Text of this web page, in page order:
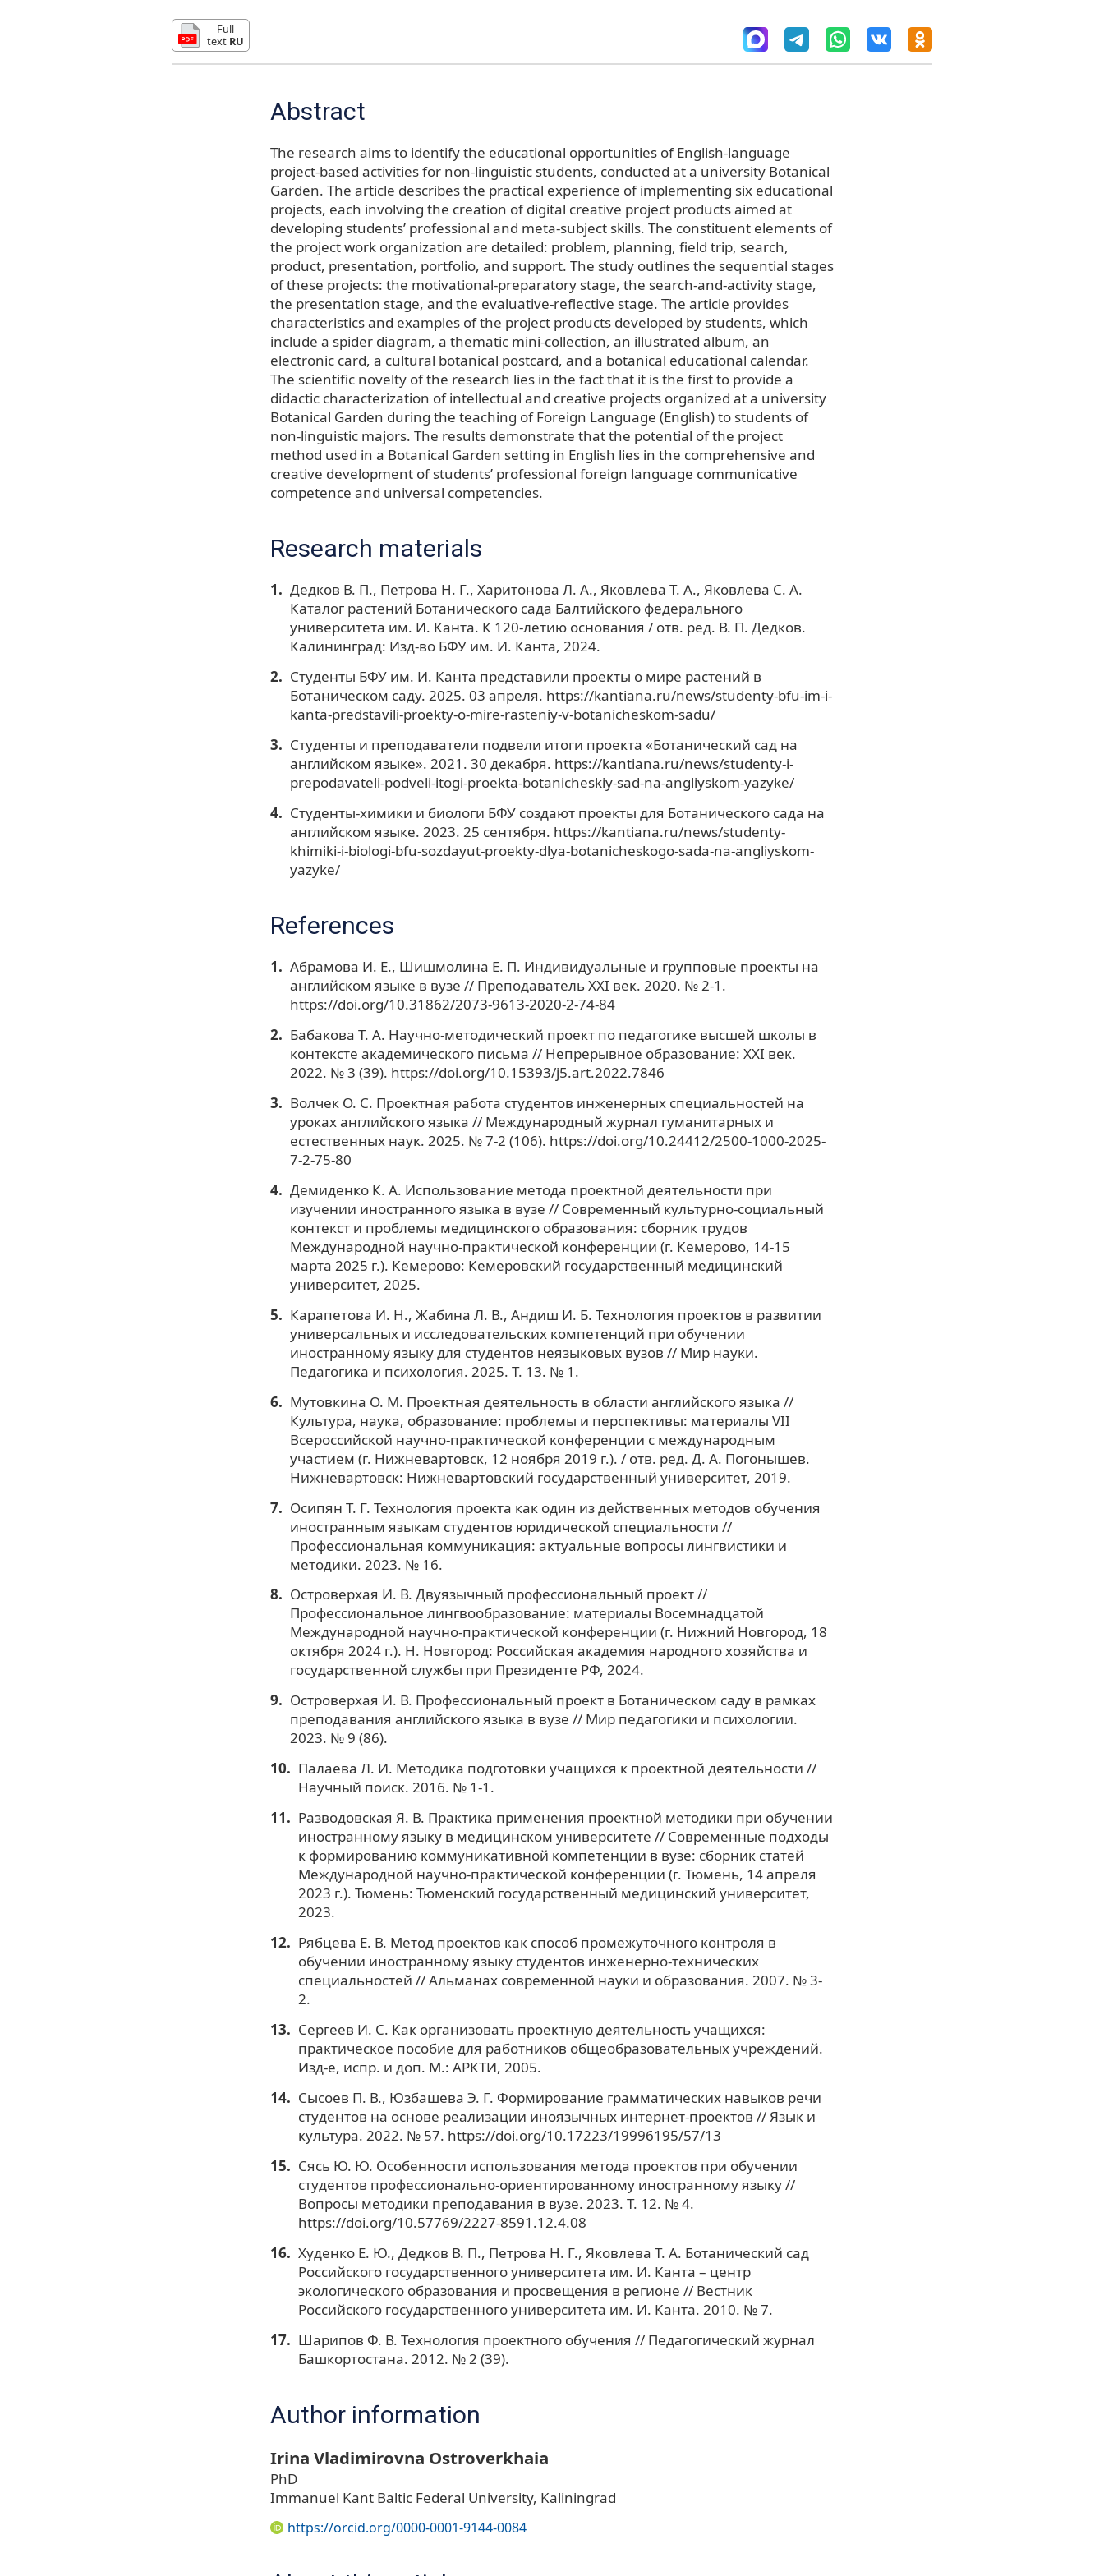
Full
text RU
Abstract
The research aims to identify the educational opportunities of English-language
project-based activities for non-linguistic students, conducted at a university Botanical
Garden. The article describes the practical experience of implementing six educational
projects, each involving the creation of digital creative project products aimed at
developing students’ professional and meta-subject skills. The constituent elements of
the project work organization are detailed: problem, planning, field trip, search,
product, presentation, portfolio, and support. The study outlines the sequential stages
of these projects: the motivational-preparatory stage, the search-and-activity stage,
the presentation stage, and the evaluative-reflective stage. The article provides
characteristics and examples of the project products developed by students, which
include a spider diagram, a thematic mini-collection, an illustrated album, an
electronic card, a cultural botanical postcard, and a botanical educational calendar.
The scientific novelty of the research lies in the fact that it is the first to provide a
didactic characterization of intellectual and creative projects organized at a university
Botanical Garden during the teaching of Foreign Language (English) to students of
non-linguistic majors. The results demonstrate that the potential of the project
method used in a Botanical Garden setting in English lies in the comprehensive and
creative development of students’ professional foreign language communicative
competence and universal competencies.
Research materials
Дедков В. П., Петрова Н. Г., Харитонова Л. А., Яковлева Т. А., Яковлева С. А.
Каталог растений Ботанического сада Балтийского федерального
университета им. И. Канта. К 120-летию основания / отв. ред. В. П. Дедков.
Калининград: Изд-во БФУ им. И. Канта, 2024.
Студенты БФУ им. И. Канта представили проекты о мире растений в
Ботаническом саду. 2025. 03 апреля. https://kantiana.ru/news/studenty-bfu-im-i-
kanta-predstavili-proekty-o-mire-rasteniy-v-botanicheskom-sadu/
Студенты и преподаватели подвели итоги проекта «Ботанический сад на
английском языке». 2021. 30 декабря. https://kantiana.ru/news/studenty-i-
prepodavateli-podveli-itogi-proekta-botanicheskiy-sad-na-angliyskom-yazyke/
Студенты-химики и биологи БФУ создают проекты для Ботанического сада на
английском языке. 2023. 25 сентября. https://kantiana.ru/news/studenty-
khimiki-i-biologi-bfu-sozdayut-proekty-dlya-botanicheskogo-sada-na-angliyskom-
yazyke/
References
Абрамова И. Е., Шишмолина Е. П. Индивидуальные и групповые проекты на
английском языке в вузе // Преподаватель XXI век. 2020. № 2-1.
https://doi.org/10.31862/2073-9613-2020-2-74-84
Бабакова Т. А. Научно-методический проект по педагогике высшей школы в
контексте академического письма // Непрерывное образование: XXI век.
2022. № 3 (39). https://doi.org/10.15393/j5.art.2022.7846
Волчек О. С. Проектная работа студентов инженерных специальностей на
уроках английского языка // Международный журнал гуманитарных и
естественных наук. 2025. № 7-2 (106). https://doi.org/10.24412/2500-1000-2025-
7-2-75-80
Демиденко К. А. Использование метода проектной деятельности при
изучении иностранного языка в вузе // Современный культурно-социальный
контекст и проблемы медицинского образования: сборник трудов
Международной научно-практической конференции (г. Кемерово, 14-15
марта 2025 г.). Кемерово: Кемеровский государственный медицинский
университет, 2025.
Карапетова И. Н., Жабина Л. В., Андиш И. Б. Технология проектов в развитии
универсальных и исследовательских компетенций при обучении
иностранному языку для студентов неязыковых вузов // Мир науки.
Педагогика и психология. 2025. Т. 13. № 1.
Мутовкина О. М. Проектная деятельность в области английского языка //
Культура, наука, образование: проблемы и перспективы: материалы VII
Всероссийской научно-практической конференции с международным
участием (г. Нижневартовск, 12 ноября 2019 г.). / отв. ред. Д. А. Погонышев.
Нижневартовск: Нижневартовский государственный университет, 2019.
Осипян Т. Г. Технология проекта как один из действенных методов обучения
иностранным языкам студентов юридической специальности //
Профессиональная коммуникация: актуальные вопросы лингвистики и
методики. 2023. № 16.
Островерхая И. В. Двуязычный профессиональный проект //
Профессиональное лингвообразование: материалы Восемнадцатой
Международной научно-практической конференции (г. Нижний Новгород, 18
октября 2024 г.). Н. Новгород: Российская академия народного хозяйства и
государственной службы при Президенте РФ, 2024.
Островерхая И. В. Профессиональный проект в Ботаническом саду в рамках
преподавания английского языка в вузе // Мир педагогики и психологии.
2023. № 9 (86).
Палаева Л. И. Методика подготовки учащихся к проектной деятельности //
Научный поиск. 2016. № 1-1.
Разводовская Я. В. Практика применения проектной методики при обучении
иностранному языку в медицинском университете // Современные подходы
к формированию коммуникативной компетенции в вузе: сборник статей
Международной научно-практической конференции (г. Тюмень, 14 апреля
2023 г.). Тюмень: Тюменский государственный медицинский университет,
2023.
Рябцева Е. В. Метод проектов как способ промежуточного контроля в
обучении иностранному языку студентов инженерно-технических
специальностей // Альманах современной науки и образования. 2007. № 3-
2.
Сергеев И. С. Как организовать проектную деятельность учащихся:
практическое пособие для работников общеобразовательных учреждений.
Изд-е, испр. и доп. М.: АРКТИ, 2005.
Сысоев П. В., Юзбашева Э. Г. Формирование грамматических навыков речи
студентов на основе реализации иноязычных интернет-проектов // Язык и
культура. 2022. № 57. https://doi.org/10.17223/19996195/57/13
Сясь Ю. Ю. Особенности использования метода проектов при обучении
студентов профессионально-ориентированному иностранному языку //
Вопросы методики преподавания в вузе. 2023. Т. 12. № 4.
https://doi.org/10.57769/2227-8591.12.4.08
Худенко Е. Ю., Дедков В. П., Петрова Н. Г., Яковлева Т. А. Ботанический сад
Российского государственного университета им. И. Канта – центр
экологического образования и просвещения в регионе // Вестник
Российского государственного университета им. И. Канта. 2010. № 7.
Шарипов Ф. В. Технология проектного обучения // Педагогический журнал
Башкортостана. 2012. № 2 (39).
Author information
Irina Vladimirovna Ostroverkhaia
PhD
Immanuel Kant Baltic Federal University, Kaliningrad
https://orcid.org/0000-0001-9144-0084